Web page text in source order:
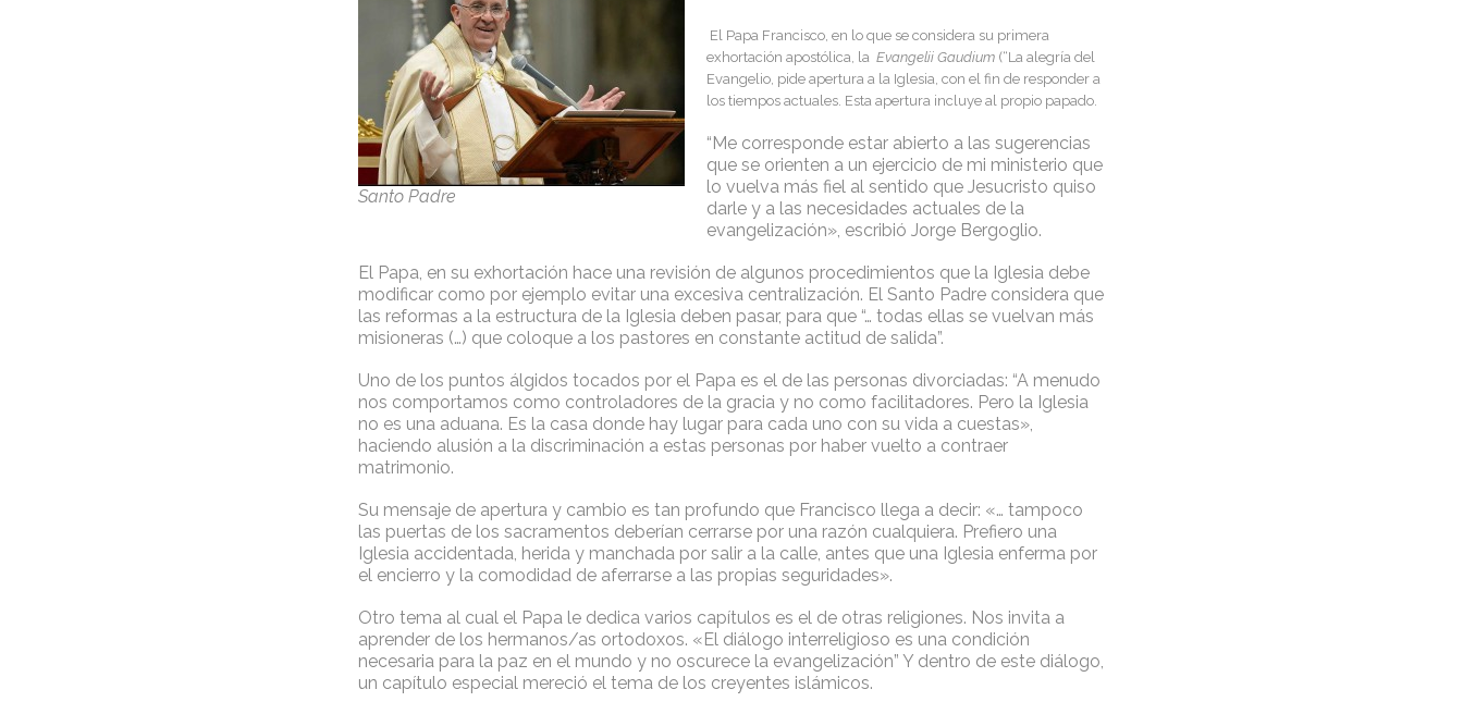
Santo Padre
El Papa Francisco, en lo que se considera su primera
exhortación apostólica, la Evangelii Gaudium(“La alegría del
Evangelio, pide apertura a la Iglesia, con el fin de responder a
los tiempos actuales. Esta apertura incluye al propio papado.
“Me corresponde estar abierto a las sugerencias
que se orienten a un ejercicio de mi ministerio que
lo vuelva más fiel al sentido que Jesucristo quiso
darle y a las necesidades actuales de la
evangelización», escribió Jorge Bergoglio.
El Papa, en su exhortación hace una revisión de algunos procedimientos que la Iglesia debe
modificar como por ejemplo evitar una excesiva centralización. El Santo Padre considera que
las reformas a la estructura de la Iglesia deben pasar, para que “… todas ellas se vuelvan más
misioneras (…) que coloque a los pastores en constante actitud de salida”.
Uno de los puntos álgidos tocados por el Papa es el de las personas divorciadas: “A menudo
nos comportamos como controladores de la gracia y no como facilitadores. Pero la Iglesia
no es una aduana. Es la casa donde hay lugar para cada uno con su vida a cuestas»,
haciendo alusión a la discriminación a estas personas por haber vuelto a contraer
matrimonio.
Su mensaje de apertura y cambio es tan profundo que Francisco llega a decir: «… tampoco
las puertas de los sacramentos deberían cerrarse por una razón cualquiera. Prefiero una
Iglesia accidentada, herida y manchada por salir a la calle, antes que una Iglesia enferma por
el encierro y la comodidad de aferrarse a las propias seguridades».
Otro tema al cual el Papa le dedica varios capítulos es el de otras religiones. Nos invita a
aprender de los hermanos/as ortodoxos. «El diálogo interreligioso es una condición
necesaria para la paz en el mundo y no oscurece la evangelización” Y dentro de este diálogo,
un capítulo especial mereció el tema de los creyentes islámicos.